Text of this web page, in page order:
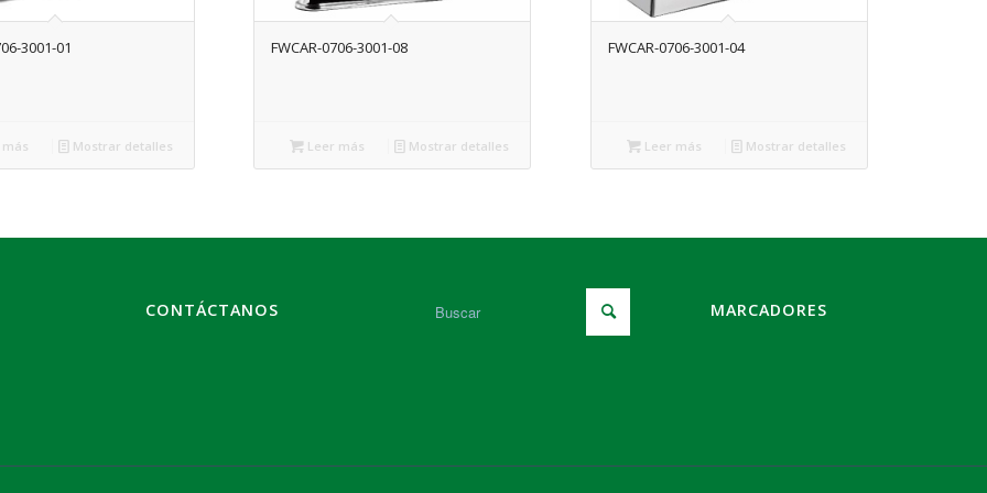
3001-01
Mostrar detalles
FWCAR-0706-3001-08
Leer más Mostrar detalles
FWCAR-0706-3001-04
Leer más Mostrar detalles
CONTÁCTANOS MARCADORES